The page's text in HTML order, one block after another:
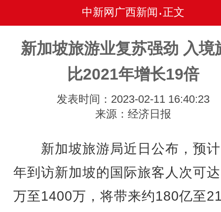
中新网广西新闻 • 正文
新加坡旅游业复苏强劲 入境
比2021年增长19倍
发表时间：2023-02-11 16:40:23
来源：经济日报
新加坡旅游局近日公布，预
年到访新加坡的国际旅客人次可
万至1400万，将带来约180亿至